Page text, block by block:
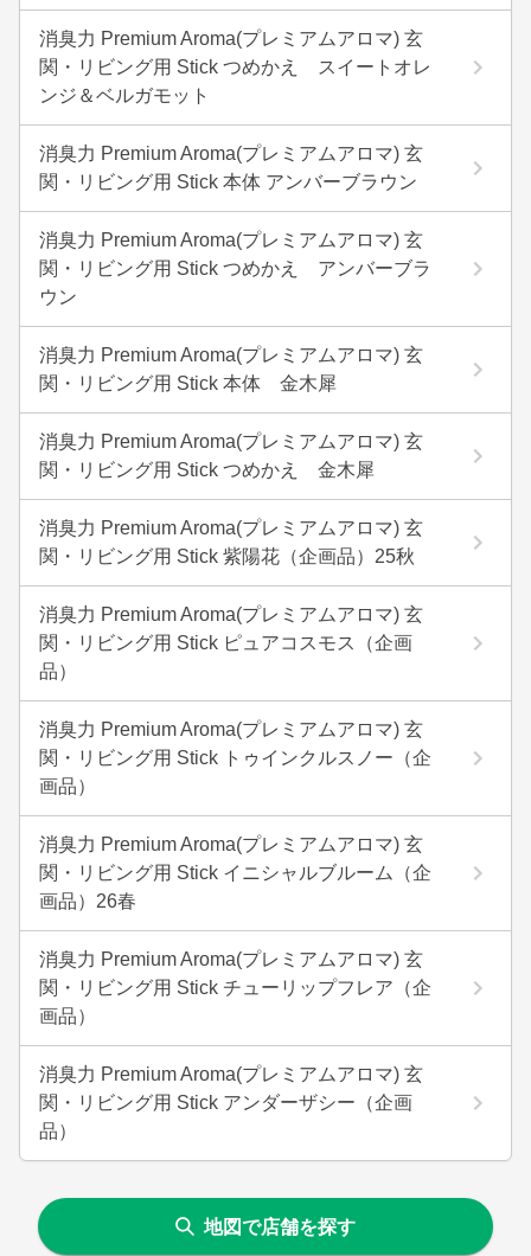
消臭力 Premium Aroma(プレミアムアロマ) 玄
関・リビング用 Stick つめかえ スイートオレ
ンジ＆ベルガモット
消臭力 Premium Aroma(プレミアムアロマ) 玄
関・リビング用 Stick 本体 アンバーブラウン
消臭力 Premium Aroma(プレミアムアロマ) 玄
関・リビング用 Stick つめかえ アンバーブラ
ウン
消臭力 Premium Aroma(プレミアムアロマ) 玄
関・リビング用 Stick 本体 金木犀
消臭力 Premium Aroma(プレミアムアロマ) 玄
関・リビング用 Stick つめかえ 金木犀
消臭力 Premium Aroma(プレミアムアロマ) 玄
関・リビング用 Stick 紫陽花（企画品）25秋
消臭力 Premium Aroma(プレミアムアロマ) 玄
関・リビング用 Stick ピュアコスモス（企画
品）
消臭力 Premium Aroma(プレミアムアロマ) 玄
関・リビング用 Stick トゥインクルスノー（企
画品）
消臭力 Premium Aroma(プレミアムアロマ) 玄
関・リビング用 Stick イニシャルブルーム（企
画品）26春
消臭力 Premium Aroma(プレミアムアロマ) 玄
関・リビング用 Stick チューリップフレア（企
画品）
消臭力 Premium Aroma(プレミアムアロマ) 玄
関・リビング用 Stick アンダーザシー（企画
品）
地図で店舗を探す